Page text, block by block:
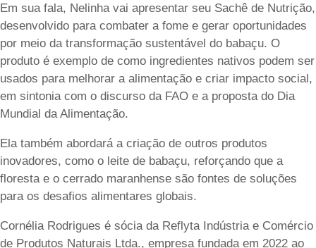
Em sua fala, Nelinha vai apresentar seu Sachê de Nutrição,
desenvolvido para combater a fome e gerar oportunidades
por meio da transformação sustentável do babaçu. O
produto é exemplo de como ingredientes nativos podem ser
usados para melhorar a alimentação e criar impacto social,
em sintonia com o discurso da FAO e a proposta do Dia
Mundial da Alimentação.
Ela também abordará a criação de outros produtos
inovadores, como o leite de babaçu, reforçando que a
floresta e o cerrado maranhense são fontes de soluções
para os desafios alimentares globais.
Cornélia Rodrigues é sócia da Reflyta Indústria e Comércio
de Produtos Naturais Ltda., empresa fundada em 2022 ao